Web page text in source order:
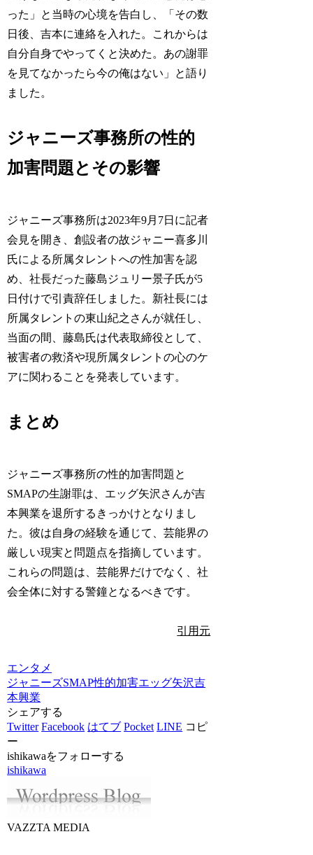
った」と当時の心境を告白し、「その数
日後、吉本に連絡を入れた。これからは
自分自身でやってくと決めた。あの謝罪
を見てなかったら今の俺はない」と語り
ました。
ジャニーズ事務所の性的
加害問題とその影響
ジャニーズ事務所は2023年9月7日に記者
会見を開き、創設者の故ジャニー喜多川
氏による所属タレントへの性加害を認
め、社長だった藤島ジュリー景子氏が5
日付けで引責辞任しました。新社長には
所属タレントの東山紀之さんが就任し、
当面の間、藤島氏は代表取締役として、
被害者の救済や現所属タレントの心のケ
アに関わることを発表しています。
まとめ
ジャニーズ事務所の性的加害問題と
SMAPの生謝罪は、エッグ矢沢さんが吉
本興業を退所するきっかけとなりまし
た。彼は自身の経験を通じて、芸能界の
厳しい現実と問題点を指摘しています。
これらの問題は、芸能界だけでなく、社
会全体に対する警鐘となるべきです。
引用元
エンタメ
ジャニーズSMAP性的加害エッグ矢沢吉
本興業
シェアする
Twitter Facebook はてブ Pocket LINE コピ
ー
ishikawaをフォローする
ishikawa
VAZZTA MEDIA